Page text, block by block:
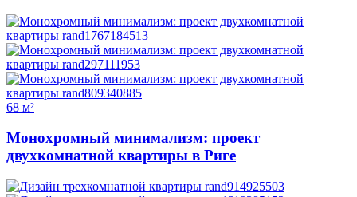
68 м²
Монохромный минимализм: проект
двухкомнатной квартиры в Риге